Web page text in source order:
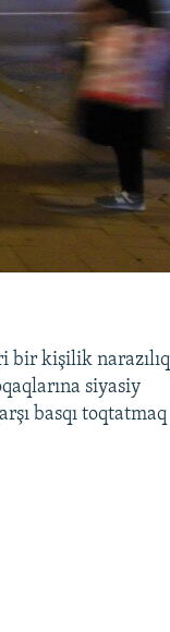
bir kişilik narazılıq
siyasiy
basqı toqtatmaq